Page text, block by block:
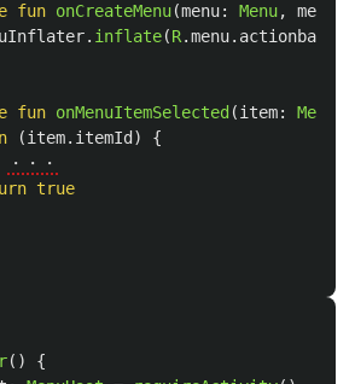
fun onCreateMenu(menu: Menu,
. inflate(R.menu.
fun onMenuItemSelected (item:
(item. itemId )
{
・・・
true
()
{